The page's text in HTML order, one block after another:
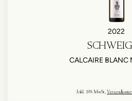
2022
CALCAIRE BLANC
Inkl. 19% MwSt.,